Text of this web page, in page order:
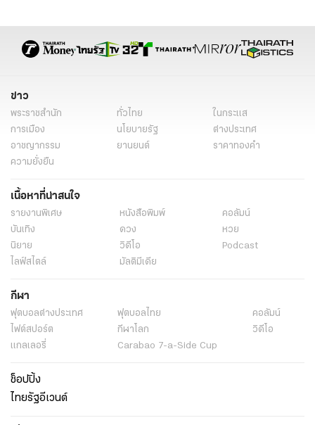
ข่าว
พระราชสำนัก ทั่วไทย
ในกระแส
การเมือง
นโยบายรัฐ
ต่างประเทศ
อาชญากรรม
ยานยนต์
ราคาทองคำ
ความยั่งยืน
เนื้อหาที่น่าสนใจ
รายงานพิเศษ หนังสือพิมพ์
คอลัมน์
บันเทิง
ดวง
หวย
นิยาย
วิดีโอ
Podcast
ไลฟ์สไตล์
มัลติมีเดีย
กีฬา
ฟุตบอลต่่างประเทศ ฟุตบอลไทย
คอลัมน์
ไฟต์สปอร์ต
กีฬาโลก
วิดีโอ
แกลเลอรี่
Carabao 7-a-Side Cup
ช็อปปิ้ง
ไทยรัฐอีเวนต์